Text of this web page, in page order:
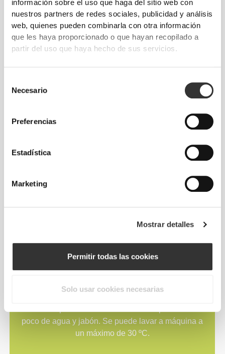
información sobre el uso que haga del sitio web con
nuestros partners de redes sociales, publicidad y análisis
web, quienes pueden combinarla con otra información
que les haya proporcionado o que hayan recopilado a
partir del uso que haya hecho de sus servicios.
Necesario
Preferencias
Estadística
Marketing
Mostrar detalles
Permitir todas las cookies
Solo usar cookies necesarias
Todas nuestras chanclas tienen plantillas suaves y
anatómicas que permiten que tus pies
permanezcan en su sitio y optimizan la absorción
de los impactos. ¡Te harán sentir como si estuvieras
flexibilidad y potencia el movimiento y el agarre.
poco de agua y jabón. Se puede lavar a máquina a
un máximo de 30 ºC.